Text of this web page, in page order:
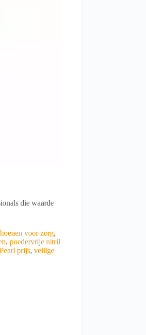
die waarde
voor zorg,
, poedervrije nitril
prijs, veilige